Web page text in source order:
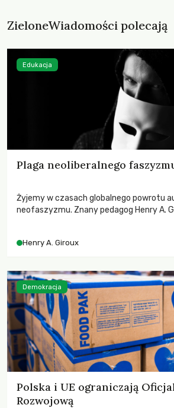
ZieloneWiadomości polecają
Plaga neoliberalnego
Żyjemy w czasach globalnego powrotu
neofaszyzmu. Znany pedagog Henry A.
wychowają świadomych obywateli?
Henry A. Giroux
Edukacja
Polska i UE ograniczają
Rozwojową
Demokracja